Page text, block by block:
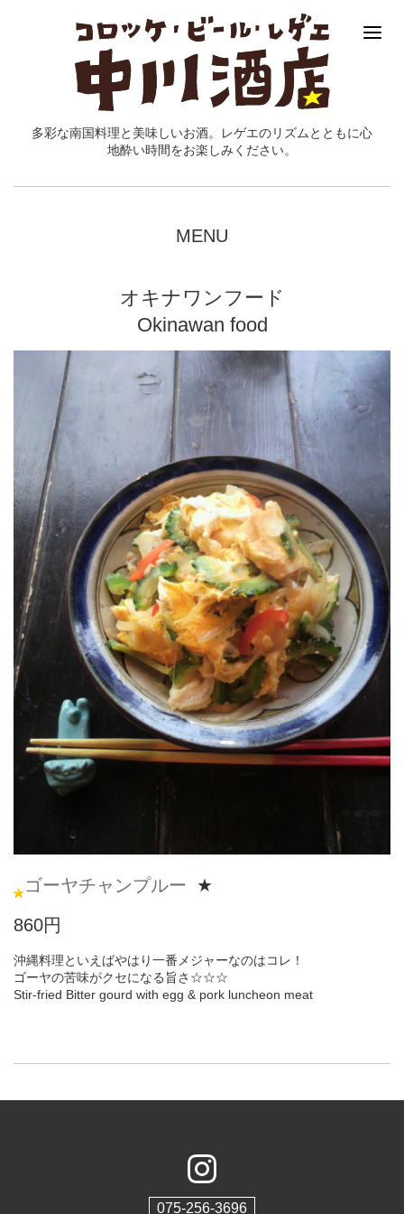
多彩な南国料理と美味しいお酒。レゲエのリズムとともに心
地酔い時間をお楽しみください。
MENU
オキナワンフード
Okinawan food
ゴーヤチャンプルー ★
860円
沖縄料理といえばやはり一番メジャーなのはコレ！
ゴーヤの苦味がクセになる旨さ☆☆☆
Stir-fried Bitter gourd with egg & pork luncheon meat
075-256-3696